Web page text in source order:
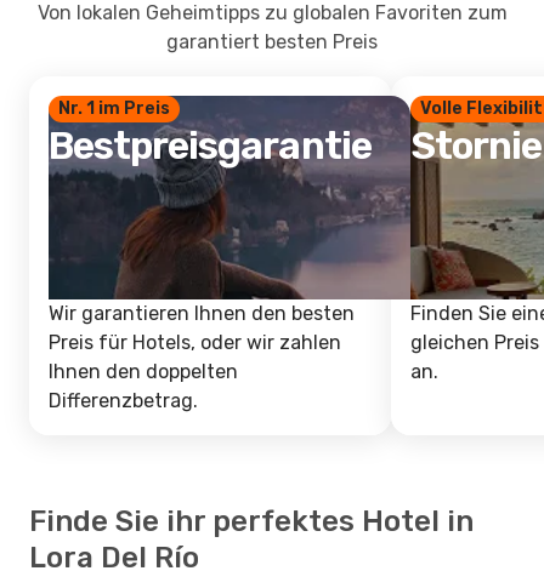
Von lokalen Geheimtipps zu globalen Favoriten zum
garantiert besten Preis
Nr. 1 im Preis
Bestpreisgarantie
Wir garantieren Ihnen den besten
Preis für Hotels, oder wir zahlen
Ihnen den doppelten
Differenzbetrag.
Volle
Finden Sie
gleichen
an.
Finde Sie ihr perfektes Hotel in
Lora Del Río